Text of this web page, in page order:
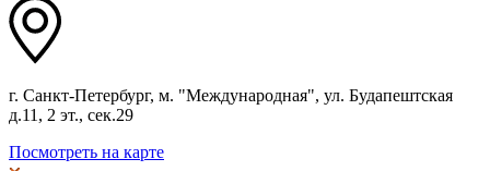
г. Санкт-Петербург, м. "Международная", ул. Будапештская
д.11, 2 эт., сек.29
Посмотреть на карте